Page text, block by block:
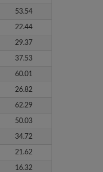
53.54
22.44
29.37
37.53
60.01
26.82
62.29
50.03
34.72
21.62
16.32